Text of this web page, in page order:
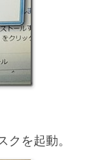
クを起動。